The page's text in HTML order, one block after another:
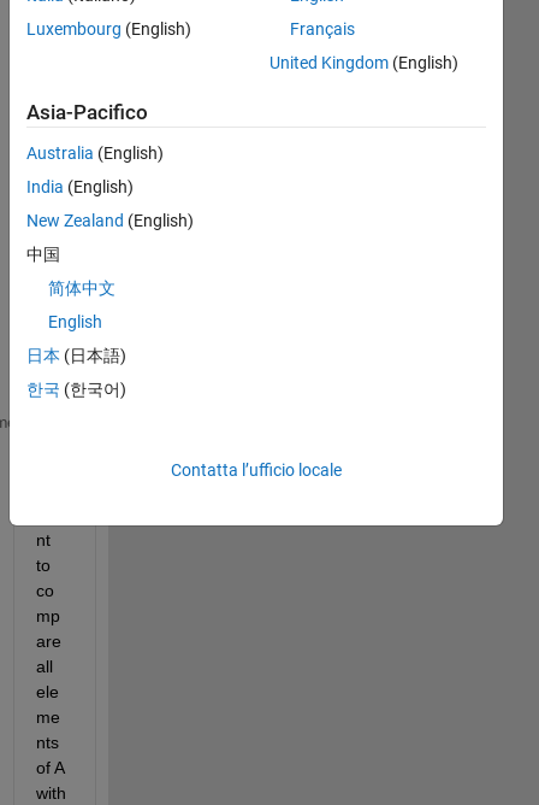
meno
Hi
all
I
e a
cell
arr
A
nt
to
co
mp
are
all
ele
me
nts
of A
with
Luxembourg (English)
Français
United Kingdom(English)
Asia-Pacifico
Australia (English)
India (English)
New Zealand (English)
中国
简体中文
English
日本 (日本語)
한국 (한국어)
Contatta l’ufficio locale